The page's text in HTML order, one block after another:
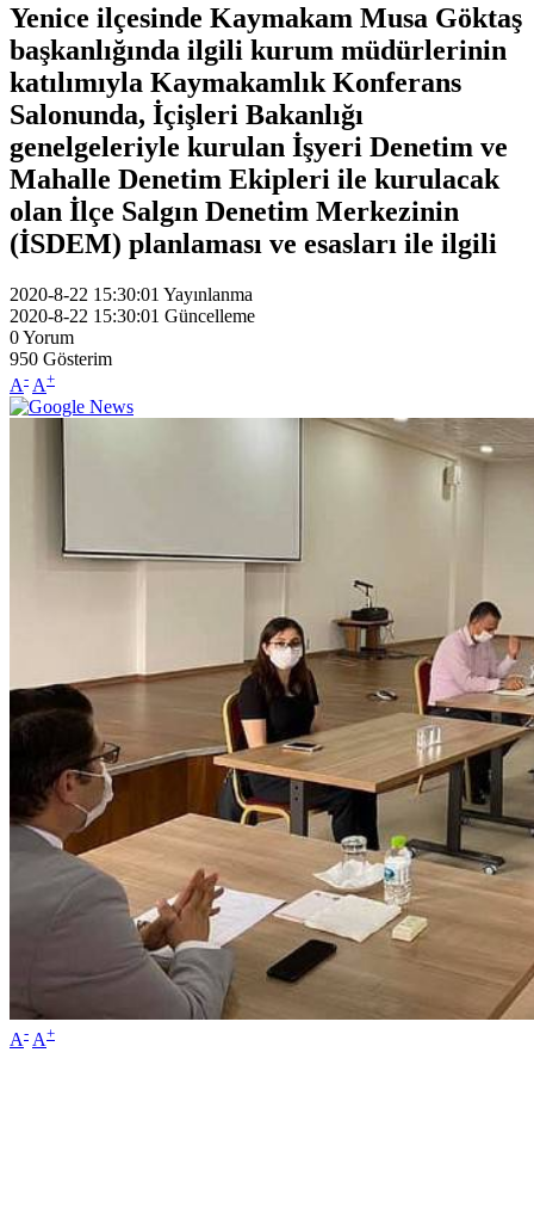
Yenice ilçesinde Kaymakam Musa Göktaş
başkanlığında ilgili kurum müdürlerinin
katılımıyla Kaymakamlık Konferans
Salonunda, İçişleri Bakanlığı
genelgeleriyle kurulan İşyeri Denetim ve
Mahalle Denetim Ekipleri ile kurulacak
olan İlçe Salgın Denetim Merkezinin
(İSDEM) planlaması ve esasları ile ilgili
2020-8-22 15:30:01 Yayınlanma
2020-8-22 15:30:01 Güncelleme
0Yorum
950 Gösterim
A- A+
A- A+